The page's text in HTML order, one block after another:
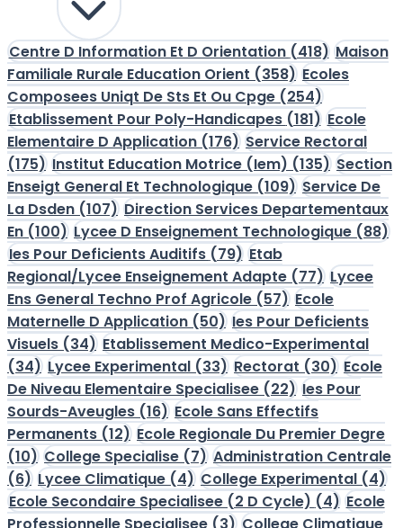
Centre D Information Et D Orientation (418) Maison
Familiale Rurale Education Orient (358) Ecoles
Composees Uniqt De Sts Et Ou Cpge (254)
Etablissement Pour Poly-Handicapes (181) Ecole
Elementaire D Application (176) Service Rectoral
(175) Institut Education Motrice (Iem) (135) Section
Enseigt General Et Technologique (109) Service De
La Dsden (107) Direction Services Departementaux
En (100) Lycee D Enseignement Technologique (88)
Ies Pour Deficients Auditifs (79) Etab
Regional/Lycee Enseignement Adapte (77) Lycee
Ens General Techno Prof Agricole (57) Ecole
Maternelle D Application (50) Ies Pour Deficients
Visuels (34) Etablissement Medico-Experimental
(34) Lycee Experimental (33) Rectorat (30) Ecole
De Niveau Elementaire Specialisee (22) Ies Pour
Sourds-Aveugles (16) Ecole Sans Effectifs
Permanents (12) Ecole Regionale Du Premier Degre
(10) College Specialise (7) Administration Centrale
(6) Lycee Climatique (4) College Experimental (4)
Ecole Secondaire Specialisee (2 D Cycle) (4) Ecole
Professionnelle Specialisee (3) College Climatique